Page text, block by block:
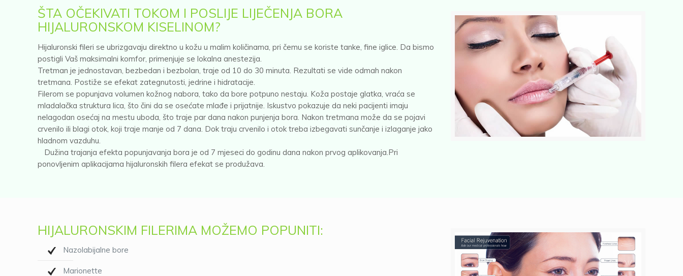
ŠTA OČEKIVATI TOKOM I POSLIJE LIJEČENJA BORA
HIJALURONSKOM KISELINOM?
Hijaluronski fileri se ubrizgavaju direktno u kožu u malim količinama, pri čemu se koriste tanke, fine iglice. Da bismo
postigli Vaš maksimalni komfor, primenjuje se lokalna anestezija.
Tretman je jednostavan, bezbedan i bezbolan, traje od 10 do 30 minuta. Rezultati se vide odmah nakon
tretmana. Postiže se efekat zategnutosti, jedrine i hidratacije.
Filerom se popunjava volumen kožnog nabora, tako da bore potpuno nestaju. Koža postaje glatka, vraća se
mladalačka struktura lica, što čini da se osećate mlađe i prijatnije. Iskustvo pokazuje da neki pacijenti imaju
nelagodan osećaj na mestu uboda, što traje par dana nakon punjenja bora. Nakon tretmana može da se pojavi
crvenilo ili blagi otok, koji traje manje od 7 dana. Dok traju crvenilo i otok treba izbegavati sunčanje i izlaganje jako
hladnom vazduhu.
Dužina trajanja efekta popunjavanja bora je od 7 mjeseci do godinu dana nakon prvog aplikovanja.Pri
ponovljenim aplikacijama hijaluronskih filera efekat se produžava.
HIJALURONSKIM FILERIMA MOŽEMO POPUNITI:
Nazolabijalne bore
Marionette